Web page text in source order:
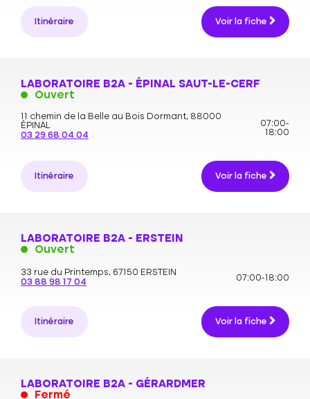
Itinéraire Voir la fiche
LABORATOIRE B2A - ÉPINAL SAUT-LE-CERF
Ouvert
11 chemin de la Belle au Bois Dormant, 88000
ÉPINAL
03 29 68 04 04
07:00-
18:00
Itinéraire Voir la fiche
LABORATOIRE B2A - ERSTEIN
Ouvert
33 rue du Printemps, 67150 ERSTEIN
03 88 98 17 04
07:00-18:00
Itinéraire Voir la fiche
LABORATOIRE B2A - GÉRARDMER
Fermé